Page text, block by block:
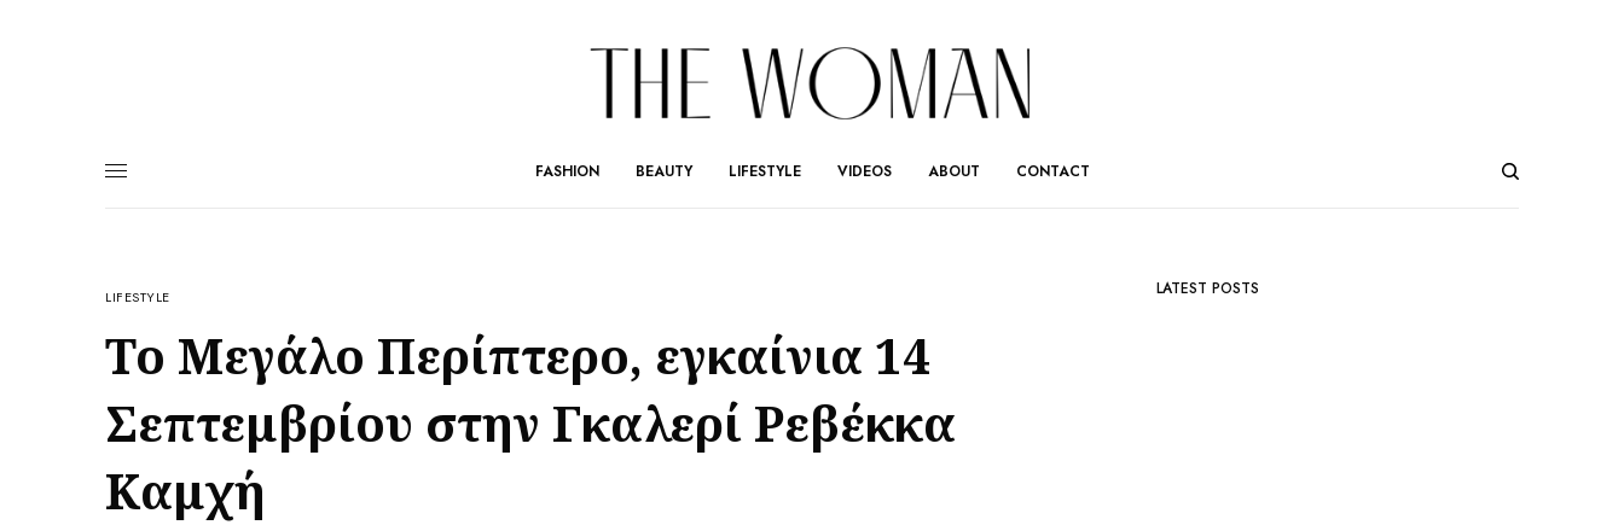
FASHION BEAUTY LIFESTYLE VIDEOS ABOUT CONTACT
LIFESTYLE
Το Μεγάλο Περίπτερο, εγκαίνια 14
Σεπτεμβρίου στην Γκαλερί Ρεβέκκα
Καμχή
LATEST POSTS